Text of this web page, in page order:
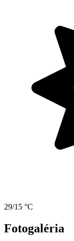
29/15 °C
Fotogaléria